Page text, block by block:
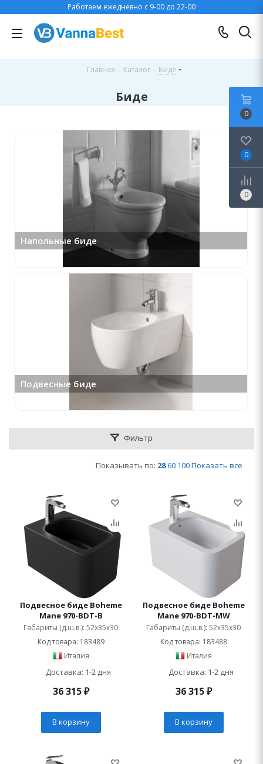
Работаем ежедневно с 9-00 до 22-00
Главная - Каталог - Биде
Биде
Напольные биде
Подвесные биде
Фильтр
Показывать по: 28 60 100Показать все
Подвесное биде Boheme
Mane 970-BDT-B
Габариты (д.ш.в.): 52x35x30
Код товара: 183489
Италия
Доставка: 1-2 дня
36 315₽
В корзину
Подвесное биде Boheme
Mane 970-BDT-MW
Габариты (д.ш.в.): 52x35x30
Код товара: 183488
Италия
Доставка: 1-2 дня
36 315₽
В корзину
0
0
0